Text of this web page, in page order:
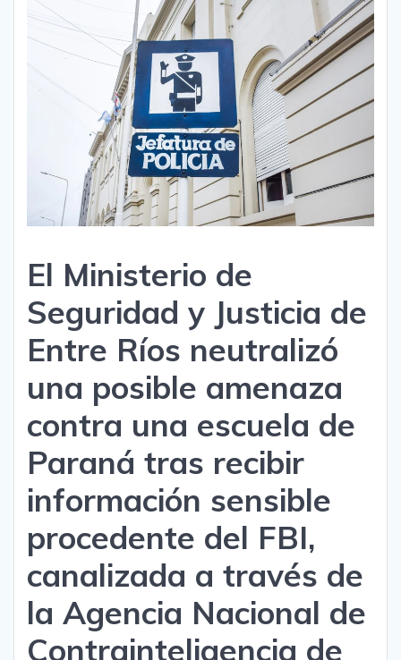
El Ministerio de
Seguridad y Justicia de
Entre Ríos neutralizó
una posible amenaza
contra una escuela de
Paraná tras recibir
información sensible
procedente del FBI,
canalizada a través de
la Agencia Nacional de
Contrainteligencia de